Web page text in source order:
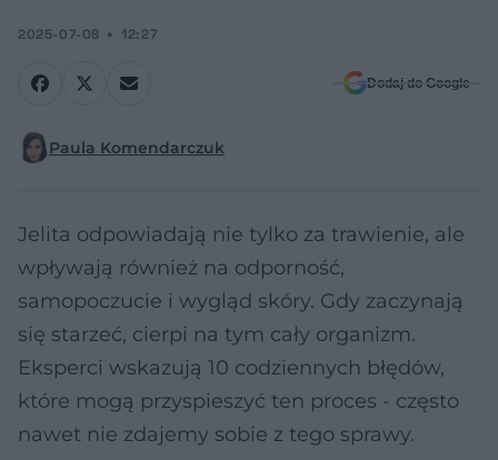
2025-07-08 12:27
Dodaj do Google
Paula Komendarczuk
Jelita odpowiadają nie tylko za trawienie, ale
wpływają również na odporność,
samopoczucie i wygląd skóry. Gdy zaczynają
się starzeć, cierpi na tym cały organizm.
Eksperci wskazują 10 codziennych błędów,
które mogą przyspieszyć ten proces - często
nawet nie zdajemy sobie z tego sprawy.